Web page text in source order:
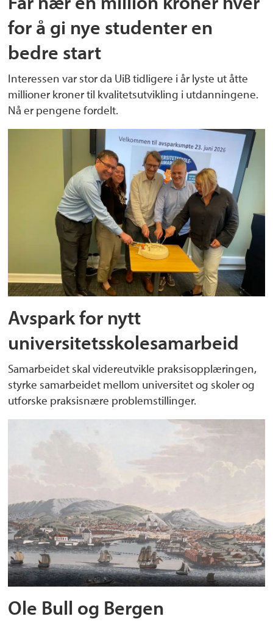
for å gi nye studenter en
bedre start
Interessen var stor da UiB tidligere i år lyste ut åtte
millioner kroner til kvalitetsutvikling i utdanningene.
Nå er pengene fordelt.
Avspark for nytt
universitetsskolesamarbeid
Samarbeidet skal videreutvikle praksisopplæringen,
styrke samarbeidet mellom universitet og skoler og
utforske praksisnære problemstillinger.
Ole Bull og Bergen